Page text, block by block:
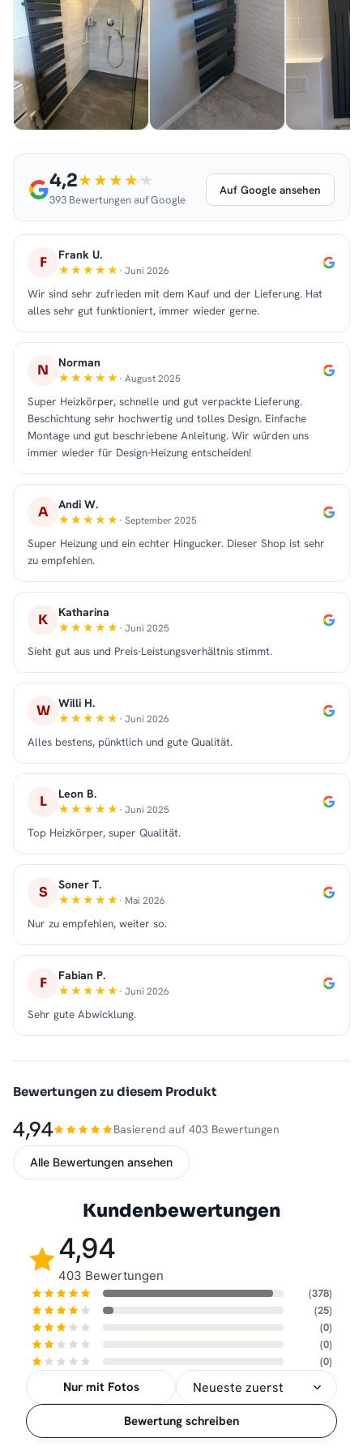
4,2
393 Bewertungen auf Google
Auf Google ansehen
F Frank U.
· Juni 2026
Wir sind sehr zufrieden mit dem Kauf und der Lieferung. Hat
alles sehr gut funktioniert, immer wieder gerne.
N Norman
· August 2025
Super Heizkörper, schnelle und gut verpackte Lieferung.
Beschichtung sehr hochwertig und tolles Design. Einfache
Montage und gut beschriebene Anleitung. Wir würden uns
immer wieder für Design-Heizung entscheiden!
A Andi W.
· September 2025
Super Heizung und ein echter Hingucker. Dieser Shop ist sehr
zu empfehlen.
K Katharina
· Juni 2025
Sieht gut aus und Preis-Leistungsverhältnis stimmt.
W Willi H.
· Juni 2026
Alles bestens, pünktlich und gute Qualität.
L Leon B.
· Juni 2025
Top Heizkörper, super Qualität.
S Soner T.
· Mai 2026
Nur zu empfehlen, weiter so.
F Fabian P.
· Juni 2026
Sehr gute Abwicklung.
Bewertungen zu diesem Produkt
4,94 Basierend auf 403 Bewertungen
Alle Bewertungen ansehen
Kundenbewertungen
4,94
403 Bewertungen
(378)
(25)
(0)
(0)
(0)
Nur mit Fotos
Sortierung
Bewertung schreiben